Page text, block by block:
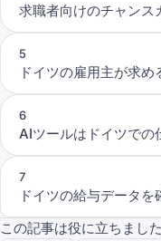
求職者向けのチャン
5
ドイツの雇用主が求
6
AIツールはドイツでの
7
ドイツの給与データ
この記事は役に立ちまし